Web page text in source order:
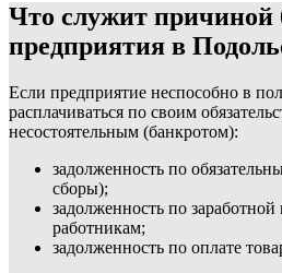
Что служит причиной
предприятия в
Если предприятие неспособно в
расплачиваться по своим
несостоятельным (банкротом):
задолженность по
сборы);
задолженность по
работникам;
задолженность по оплате